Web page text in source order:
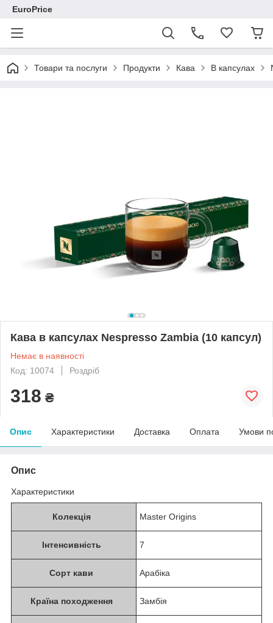
EuroPrice
Товари та послуги Продукти Кава В капсулах
Кава в капсулах Nespresso Zambia (10 капсул)
Немає в наявності
Код: 10074
Роздріб
318 ₴
Опис Характеристики Доставка Оплата Умови
Опис
Характеристики
Колекція Master Origins
Інтенсивність 7
Сорт кави Арабіка
Країна походження Замбія